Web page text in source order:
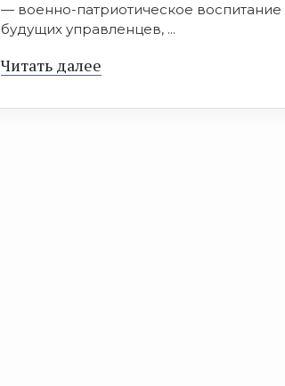
— военно-патриотическое воспитание
будущих управленцев, ...
Читать далее